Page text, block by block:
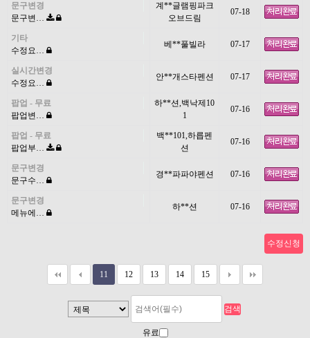
문구변경
문구변…
계**글램핑파크
오브드림
07-18
기타
수정요…
베**풀빌라 07-17
실시간변경
수정요…
안**개스타펜션 07-17
팝업 - 무료
팝업변…
하**션,백낙제10
1
07-16
팝업 - 무료
팝업부…
백**101,하릅펜
션
07-16
문구변경
문구수…
경**파파야펜션 07-16
문구변경
메뉴에…
하**션 07-16
수정신청
11 12 13 14 15
유료